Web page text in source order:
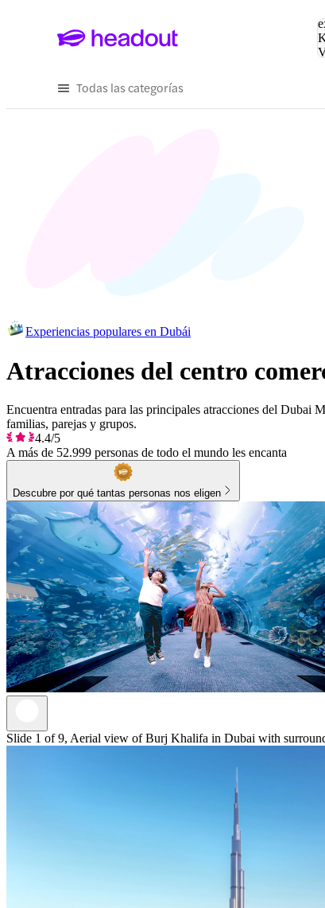
Todas las categorías
Experiencias populares en Dubái
Atracciones del centro
Encuentra entradas para las principales atracciones del
familias, parejas y grupos.
4.4/5
A más de 52.999 personas de todo el mundo les encanta
Descubre por qué tantas personas nos eligen
Slide 1 of 9, Aerial view of Burj Khalifa in Dubai with